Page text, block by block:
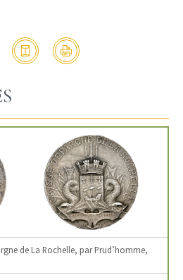
de La Rochelle, par Prud’homme,